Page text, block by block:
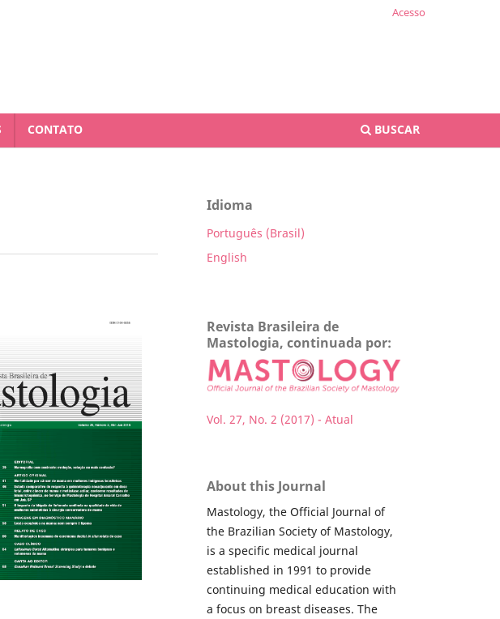
CONTATO BUSCAR
Acesso
Idioma
Português (Brasil)
English
Revista Brasileira de
Mastologia, continuada por:
Vol. 27, No. 2 (2017) - Atual
About this Journal
Mastology, the Official Journal of
the Brazilian Society of Mastology,
is a specific medical journal
established in 1991 to provide
continuing medical education with
a focus on breast diseases. The